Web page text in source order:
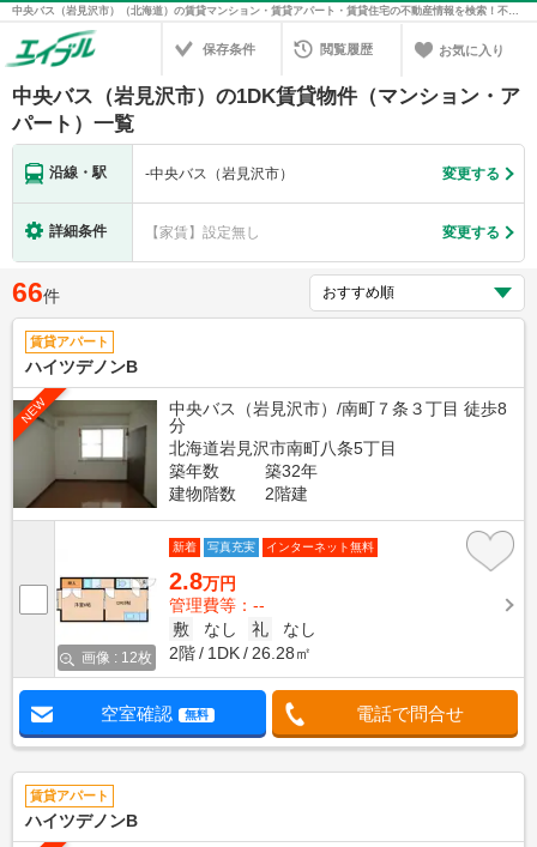
中央バス（岩見沢市）（北海道）の賃貸マンション・賃貸アパート・賃貸住宅の不動産情報を検索！不動産賃貸の物件探しは、お部屋探しのエイブル
保存条件 閲覧履歴 お気に入り
中央バス（岩見沢市）の1DK賃貸物件（マンション・ア
パート）一覧
沿線・駅 -中央バス（岩見沢市） 変更する
詳細条件 【家賃】設定無し 変更する
66件
賃貸アパート
ハイツデノンB
NEW
中央バス（岩見沢市）/南町７条３丁目 徒歩8
分
北海道岩見沢市南町八条5丁目
築年数
築32年
建物階数
2階建
画像 : 12枚
新着 写真充実 インターネット無料
2.8万円
管理費等：--
敷
なし 礼
なし
2階
1DK 26.28㎡
空室確認 無料 電話で問合せ
賃貸アパート
ハイツデノンB